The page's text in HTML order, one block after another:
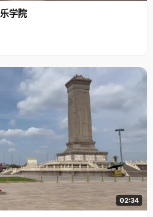
己的成绩。" 在充满了各种物欲和分级的社
涛把少有的时间
武侠，《天龙八部》、《射雕英雄传》等
，平民出生的英雄人物，在他们身上寻找
眠，她或许想的很多，孩子的优秀是每一
涛的成绩单给这个有些贫乏的家庭披上了
送了杜彦涛一台笔记本电脑，几位不愿出
后慷慨的给予资助，帮助杜彦涛度过难
光，深深地做了个呼吸，"我希望通过自己
家庭得到改善，我感谢爸爸妈妈对我的培
的境况让他们在面对社会的时候要承受更
难和挑战，但正是这份困苦，让他们更加
艰辛，懂得努力，成就事业。希望杜彦涛
和努力，取得更好的成绩，让人生充满绚
学院
02:34